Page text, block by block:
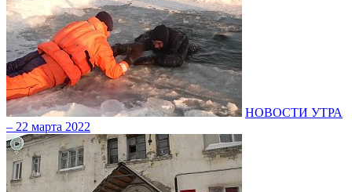
НОВОСТИ УТРА
– 22 марта 2022